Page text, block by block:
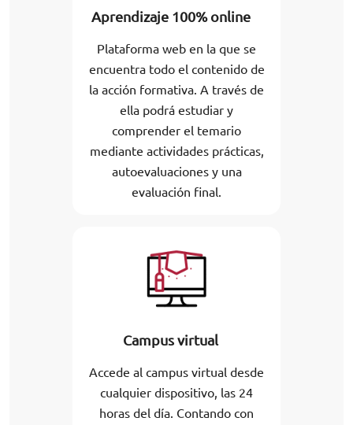
Aprendizaje 100% online
Plataforma web en la que se
encuentra todo el contenido de
la acción formativa. A través de
ella podrá estudiar y
comprender el temario
mediante actividades prácticas,
autoevaluaciones y una
evaluación final.
Campus virtual
Accede al campus virtual desde
cualquier dispositivo, las 24
horas del día. Contando con